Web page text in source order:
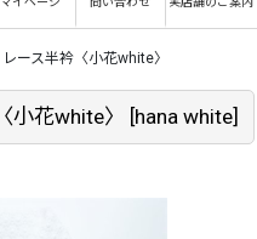
ース半衿〈小花white〉
小花white〉 [hana white]